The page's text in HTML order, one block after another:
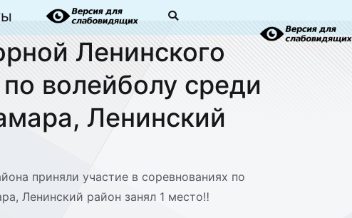
Ленинского
волейболу среди
Ленинский
приняли участие в соревнованиях по
Ленинский район занял 1 место‼